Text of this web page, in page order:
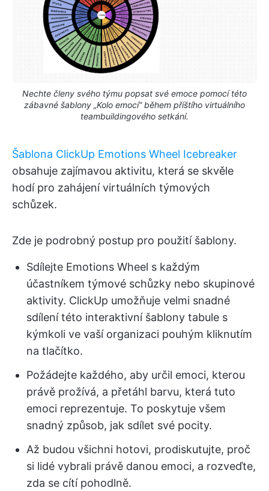
Nechte členy svého týmu popsat své emoce pomocí této
zábavné šablony „Kolo emocí“ během příštího virtuálního
teambuildingového setkání.
Šablona ClickUp Emotions Wheel Icebreaker
obsahuje zajímavou aktivitu, která se skvěle
hodí pro zahájení virtuálních týmových
schůzek.
Zde je podrobný postup pro použití šablony.
Sdílejte Emotions Wheel s každým
účastníkem týmové schůzky nebo skupinové
aktivity. ClickUp umožňuje velmi snadné
sdílení této interaktivní šablony tabule s
kýmkoli ve vaší organizaci pouhým kliknutím
na tlačítko.
Požádejte každého, aby určil emoci, kterou
právě prožívá, a přetáhl barvu, která tuto
emoci reprezentuje. To poskytuje všem
snadný způsob, jak sdílet své pocity.
Až budou všichni hotovi, prodiskutujte, proč
si lidé vybrali právě danou emoci, a rozveďte,
zda se cítí pohodlně.